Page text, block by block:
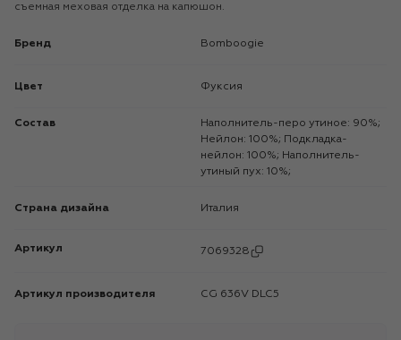
съемная меховая отделка на капюшон.
Бренд Bomboogie
Цвет Фуксия
Состав
Наполнитель-перо утиное: 90%;
Нейлон: 100%; Подкладка-
нейлон: 100%; Наполнитель-
утиный пух: 10%;
Страна дизайна Италия
Артикул 7069328
Артикул производителя CG 636V DLC5